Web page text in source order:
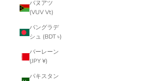
バヌアツ
(VUV Vt)
バングラデ
シュ (BDT ৳)
バーレーン
(JPY ¥)
パキスタン